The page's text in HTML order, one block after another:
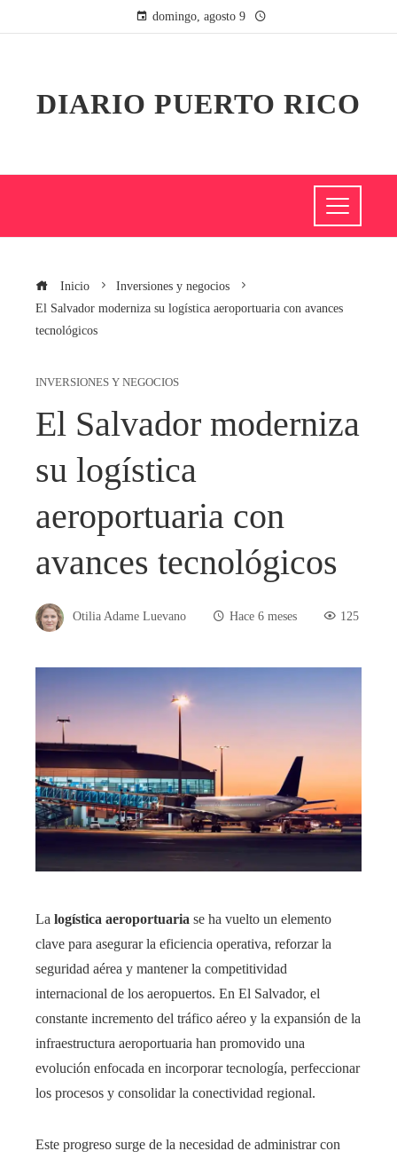
domingo, agosto 9
DIARIO PUERTO RICO
Inicio
Inversiones y negocios
El Salvador moderniza su logística aeroportuaria con avances
tecnológicos
INVERSIONES Y NEGOCIOS
El Salvador moderniza
su logística
aeroportuaria con
avances tecnológicos
Otilia Adame Luevano Hace 6 meses 125
La logística aeroportuaria se ha vuelto un elemento
clave para asegurar la eficiencia operativa, reforzar la
seguridad aérea y mantener la competitividad
internacional de los aeropuertos. En El Salvador, el
constante incremento del tráfico aéreo y la expansión de la
infraestructura aeroportuaria han promovido una
evolución enfocada en incorporar tecnología, perfeccionar
los procesos y consolidar la conectividad regional.
Este progreso surge de la necesidad de administrar con